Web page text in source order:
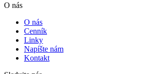
O nás
O nás
Cenník
Linky
Napíšte nám
Kontakt